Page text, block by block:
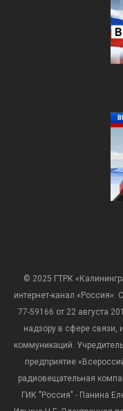
© 2025 ГТРК
интернет-канал
77-59166 от 22 августа
надзору в сфере
коммуникаций.
предприятие
радиовещательная
ГИК "Россия" - Панина